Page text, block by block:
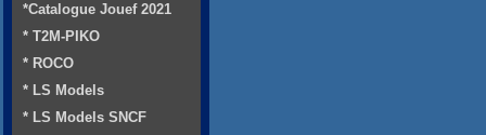
*Catalogue Jouef 2021
* T2M-PIKO
* ROCO
* LS Models
* LS Models SNCF